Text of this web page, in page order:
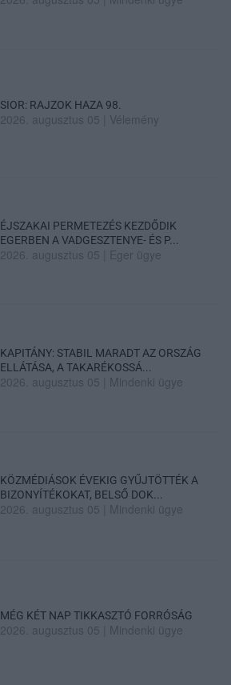
SIOR: RAJZOK HAZA 98.
2026. augusztus 05 Vélemény
ÉJSZAKAI PERMETEZÉS KEZDŐDIK
EGERBEN A VADGESZTENYE- ÉS P...
2026. augusztus 05 Eger ügye
KAPITÁNY: STABIL MARADT AZ ORSZÁG
ELLÁTÁSA, A TAKARÉKOSSÁ...
2026. augusztus 05 Mindenki ügye
KÖZMÉDIÁSOK ÉVEKIG GYŰJTÖTTÉK A
BIZONYÍTÉKOKAT, BELSŐ DOK...
2026. augusztus 05 Mindenki ügye
MÉG KÉT NAP TIKKASZTÓ FORRÓSÁG
2026. augusztus 05 Mindenki ügye